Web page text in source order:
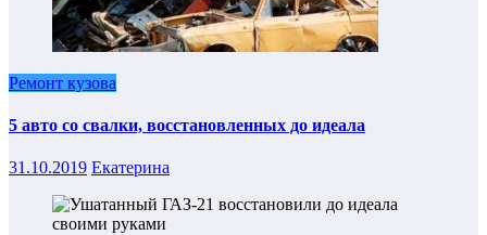
Ремонт кузова
5 авто со свалки, восстановленных до идеала
31.10.2019 Екатерина